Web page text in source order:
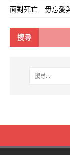
面對死亡 毋忘愛
搜尋